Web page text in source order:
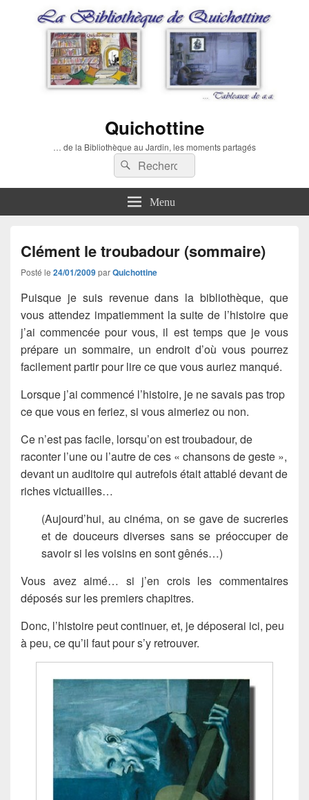
Quichottine
… de la Bibliothèque au Jardin, les moments partagés
Recherche :
Rechercher
Menu
Clément le troubadour (sommaire)
Posté le 24/01/2009parQuichottine
Puisque je suis revenue dans la bibliothèque, que
vous attendez impatiemment la suite de l’histoire que
j’ai commencée pour vous, il est temps que je vous
prépare un sommaire, un endroit d’où vous pourrez
facilement partir pour lire ce que vous auriez manqué.
Lorsque j’ai commencé l’histoire, je ne savais pas trop
ce que vous en feriez, si vous aimeriez ou non.
Ce n’est pas facile, lorsqu’on est troubadour, de
raconter l’une ou l’autre de ces « chansons de geste »,
devant un auditoire qui autrefois était attablé devant de
riches victuailles…
(Aujourd’hui, au cinéma, on se gave de sucreries
et de douceurs diverses sans se préoccuper de
savoir si les voisins en sont gênés…)
Vous avez aimé… si j’en crois les commentaires
déposés sur les premiers chapitres.
Donc, l’histoire peut continuer, et, je déposerai ici, peu
à peu, ce qu’il faut pour s’y retrouver.